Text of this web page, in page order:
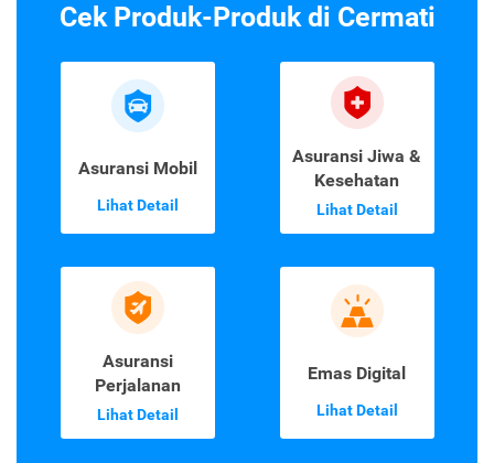
Cek Produk-Produk di Cermati
Asuransi Mobil
Lihat Detail
Asuransi Jiwa &
Kesehatan
Lihat Detail
Asuransi
Perjalanan
Lihat Detail
Emas Digital
Lihat Detail